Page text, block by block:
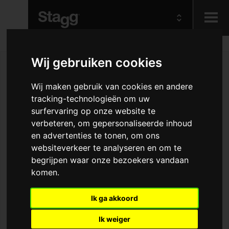
Wij gebruiken cookies
Wij maken gebruik van cookies en andere
tracking-technologieën om uw
surfervaring op onze website te
verbeteren, om gepersonaliseerde inhoud
en advertenties te tonen, om ons
websiteverkeer te analyseren en om te
begrijpen waar onze bezoekers vandaan
komen.
Ik ga akkoord
Ik weiger
Audio &
Lighting